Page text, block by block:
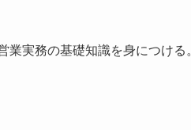
業実務の基礎知識を身につける。